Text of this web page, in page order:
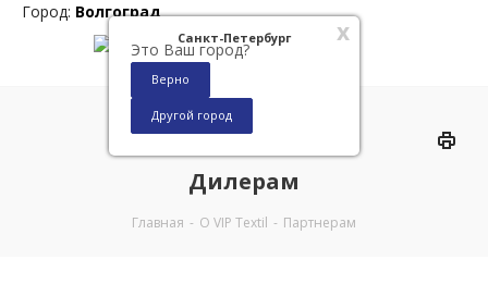
x
Санкт-Петербург
Это Ваш город?
Верно
Другой город
Город: Волгоград
Дилерам
Главная - О VIP Textil - Партнерам